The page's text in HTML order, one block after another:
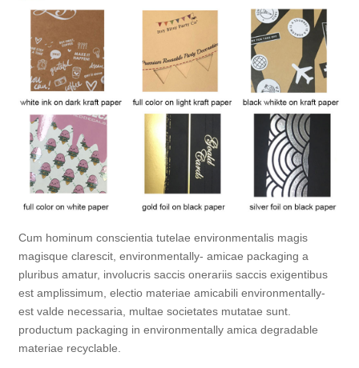
Cum hominum conscientia tutelae environmentalis magis
magisque clarescit, environmentally- amicae packaging a
pluribus amatur, involucris saccis onerariis saccis exigentibus
est amplissimum, electio materiae amicabili environmentally-
est valde necessaria, multae societates mutatae sunt.
productum packaging in environmentally amica degradable
materiae recyclable.